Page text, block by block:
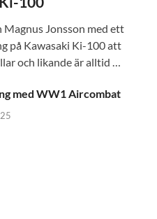
Jonsson med ett
på Kawasaki Ki-100 att
och likande är alltid …
med WW1 Aircombat